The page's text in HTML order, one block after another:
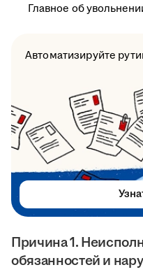
Причина 1.
обязанностей и
Главное об
Автоматизируйте